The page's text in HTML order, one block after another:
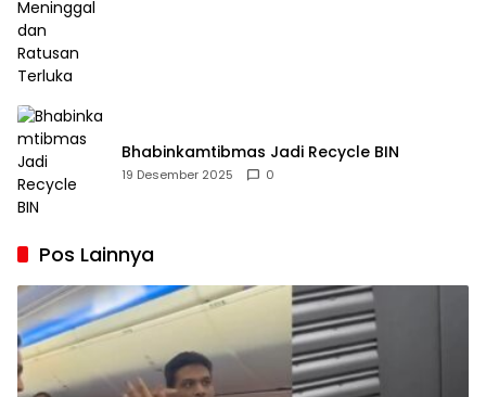
Bhabinkamtibmas Jadi Recycle BIN
19 Desember 2025 0
Pos Lainnya